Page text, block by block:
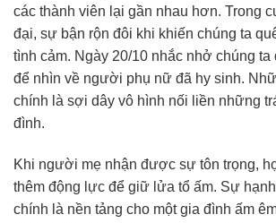
các thành viên lại gần nhau hơn. Trong
đại, sự bận rộn đôi khi khiến chúng ta
tình cảm. Ngày 20/10 nhắc nhở chúng
để nhìn về người phụ nữ đã hy sinh.
chính là sợi dây vô hình nối liền những
đình.
Khi người mẹ nhận được sự tôn trọng,
thêm động lực để giữ lửa tổ ấm. Sự
chính là nền tảng cho một gia đình ấm